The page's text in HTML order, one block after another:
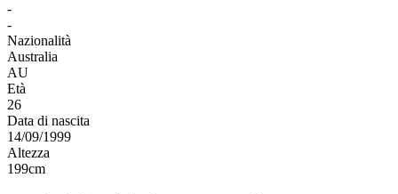
-
-
Nazionalità
Australia
AU
Età
26
Data di nascita
14/09/1999
Altezza
199cm